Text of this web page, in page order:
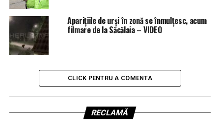
Aparițiile de urși în zonă se înmulțesc, acum
filmare de la Săcălaia – VIDEO
CLICK PENTRU A COMENTA
RECLAMĂ